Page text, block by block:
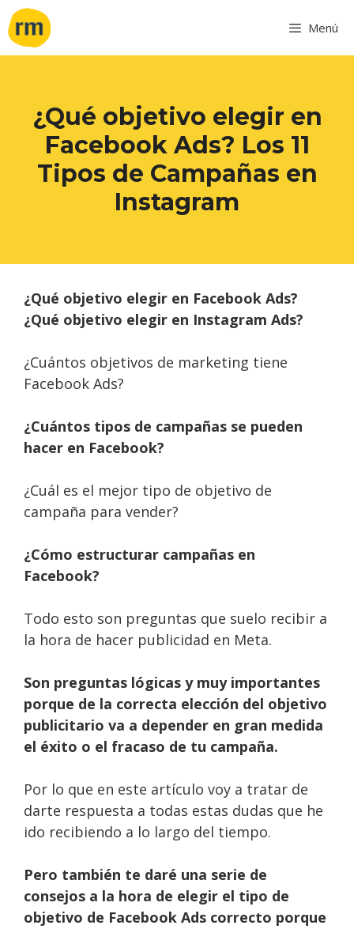
Menú
¿Qué objetivo elegir en
Facebook Ads? Los 11
Tipos de Campañas en
Instagram
¿Qué objetivo elegir en Facebook Ads?
¿Qué objetivo elegir en Instagram Ads?
¿Cuántos objetivos de marketing tiene
Facebook Ads?
¿Cuántos tipos de campañas se pueden
hacer en Facebook?
¿Cuál es el mejor tipo de objetivo de
campaña para vender?
¿Cómo estructurar campañas en
Facebook?
Todo esto son preguntas que suelo recibir a
la hora de hacer publicidad en Meta.
Son preguntas lógicas y muy importantes
porque de la correcta elección del objetivo
publicitario va a depender en gran medida
el éxito o el fracaso de tu campaña.
Por lo que en este artículo voy a tratar de
darte respuesta a todas estas dudas que he
ido recibiendo a lo largo del tiempo.
Pero también te daré una serie de
consejos a la hora de elegir el tipo de
objetivo de Facebook Ads correcto porque